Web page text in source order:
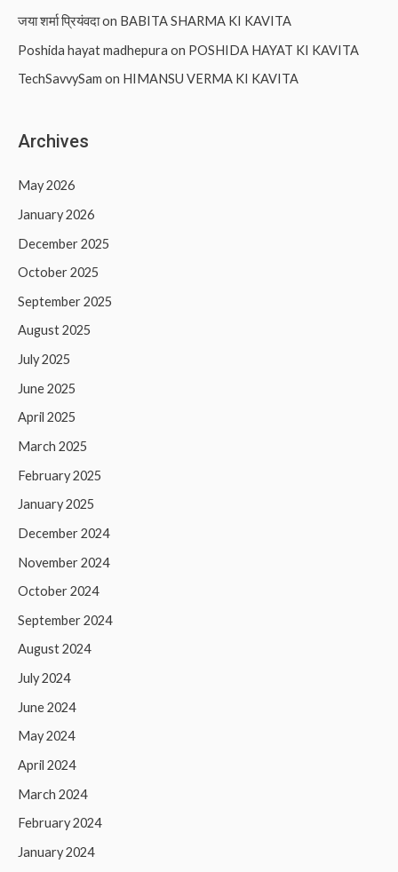
जया शर्मा प्रियंवदाon BABITA SHARMA KI KAVITA
Poshida hayat madhepura on POSHIDA HAYAT KI KAVITA
TechSavvySam on HIMANSU VERMA KI KAVITA
Archives
May 2026
January 2026
December 2025
October 2025
September 2025
August 2025
July 2025
June 2025
April 2025
March 2025
February 2025
January 2025
December 2024
November 2024
October 2024
September 2024
August 2024
July 2024
June 2024
May 2024
April 2024
March 2024
February 2024
January 2024